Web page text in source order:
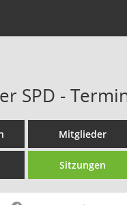
SPD -
Mitglieder
Sitzungen